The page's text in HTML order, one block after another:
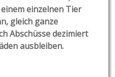
einzelnen Tier
gleich ganze
Abschüsse dezimiert
ausbleiben.